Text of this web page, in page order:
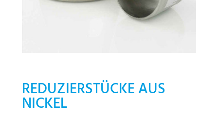
REDUZIERSTÜCKE AUS
NICKEL